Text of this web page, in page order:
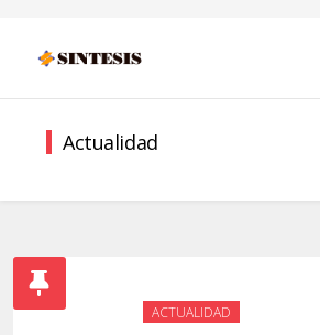
Actualidad
ACTUALIDAD